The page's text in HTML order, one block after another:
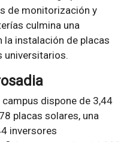
de monitorización y
culmina una
la instalación de placas
universitarios.
dispone de 3,44
placas solares, una
inversores